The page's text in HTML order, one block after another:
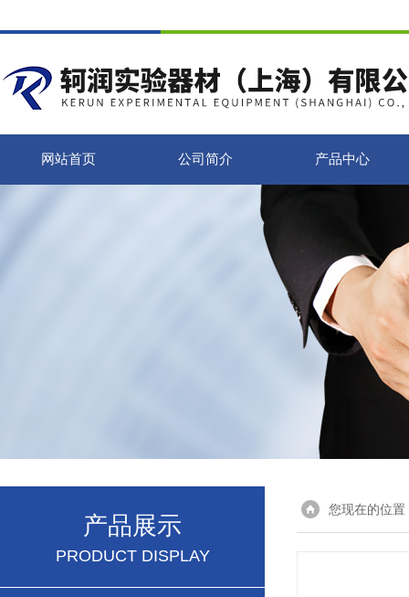
网站首页 公司简介 产品中心
产品展示
PRODUCT DISPLAY
您现在的位置